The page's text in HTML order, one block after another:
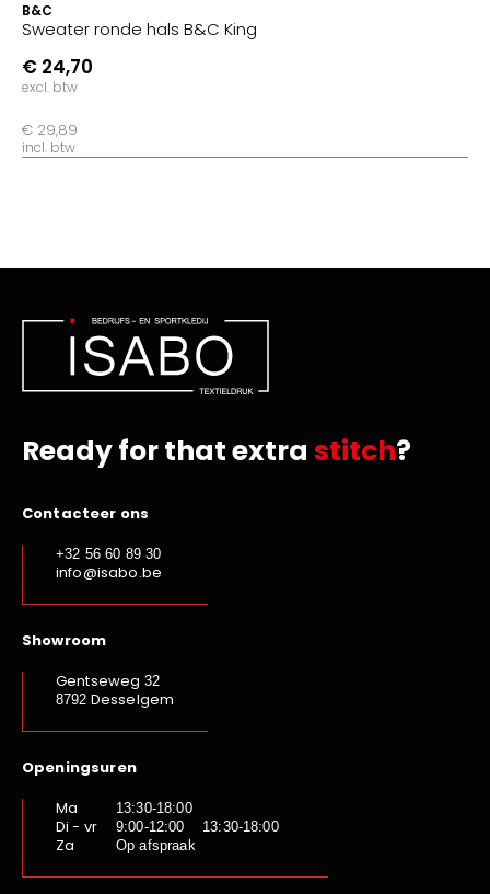
B&C
Sweater ronde hals B&C King
€ 24,70
excl. btw
€ 29,89
incl. btw
Ready for that extra stitch?
Contacteer ons
+32 56 60 89 30
info@isabo.be
Showroom
Gentseweg 32
8792 Desselgem
Openingsuren
Ma
13:30-18:00
Di - vr 9:00-12:00 13:30-18:00
Za Op afspraak